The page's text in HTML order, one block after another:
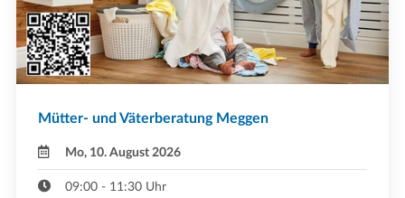
Mütter- und Väterberatung Meggen
Mo, 10. August 2026
09:00 - 11:30 Uhr